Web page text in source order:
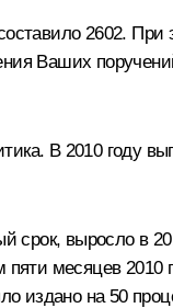
2602.
Ваших
В 2010 году
срок, выросло в
месяцев 2010
издано на 50